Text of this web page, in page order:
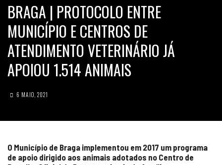
BRAGA | PROTOCOLO ENTRE
MUNICÍPIO E CENTROS DE
ATENDIMENTO VETERINÁRIO JÁ
APOIOU 1.514 ANIMAIS
6 MAIO, 2021
O Município de Braga implementou em 2017 um programa
de apoio dirigido aos animais adotados no Centro de